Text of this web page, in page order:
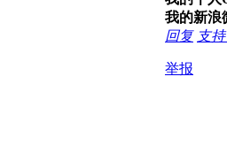
我的新浪
回复 支
举报